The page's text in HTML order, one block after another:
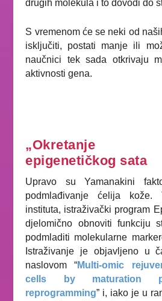
drugih molekula i to dovodi do
S vremenom će se neki od
isključiti, postati manje ili
naučnici tek sada otkrivaju
aktivnosti gena.
„Okretanje
epigenetičkog sata
Upravo su Yamanakini
podmlađivanje ćelija kože.
instituta, istraživački program
djelomično obnoviti funkciju
podmladiti molekularne
Istraživanje je objavljeno u
naslovom “Multi-omic
cells by maturation
reprogramming” i, iako je u